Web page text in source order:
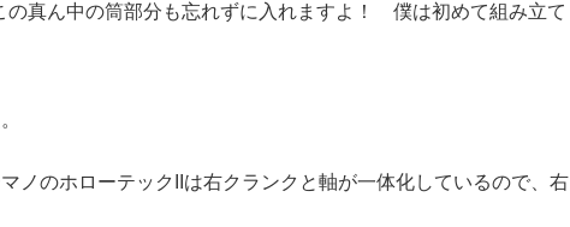
の真ん中の筒部分も忘れずに入れますよ！ 僕は初めて組み立て
ノのホローテックIIは右クランクと軸が一体化しているので、右